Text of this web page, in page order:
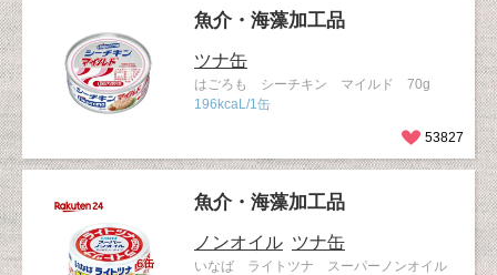
魚介・海藻加工品
ツナ缶
はごろも シーチキン マイルド 70g
196kcaL/1缶
53827
魚介・海藻加工品
ノンオイル ツナ缶
いなば ライトツナ スーパーノンオイル